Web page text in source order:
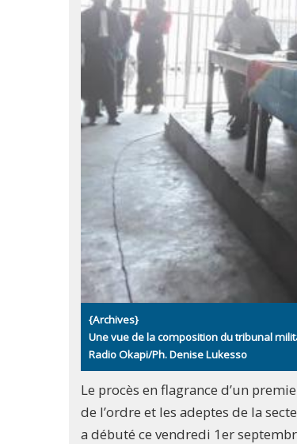
{Archives}
Une vue de la composition du tribunal
Radio Okapi/Ph. Denise Lukesso
Le procès en flagrance d’un
de l’ordre et les adeptes de la
a débuté ce vendredi 1er